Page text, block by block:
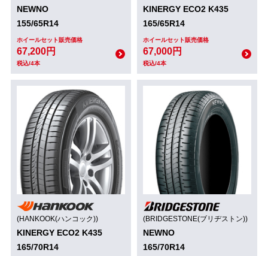
NEWNO
155/65R14
ホイールセット販売価格
67,200円
税込/4本
KINERGY ECO2 K435
165/65R14
ホイールセット販売価格
67,000円
税込/4本
(HANKOOK(ハンコック))
KINERGY ECO2 K435
165/70R14
(BRIDGESTONE(ブリヂストン))
NEWNO
165/70R14